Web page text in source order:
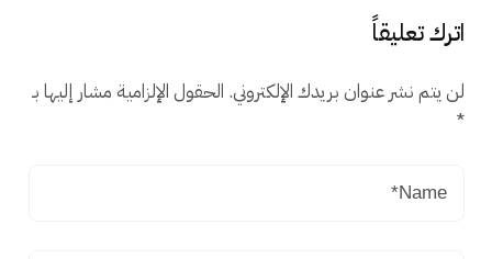
اترك تعليقاً
لن يتم نشر عنوان بريدك الإلكتروني. الحقول الإلزامية مشار إليها بـ
*